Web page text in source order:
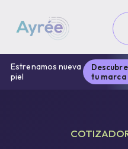
Estrenamos nueva
piel
tu marca